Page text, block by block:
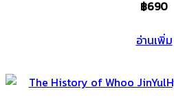
฿690
อ่านเพิ่ม